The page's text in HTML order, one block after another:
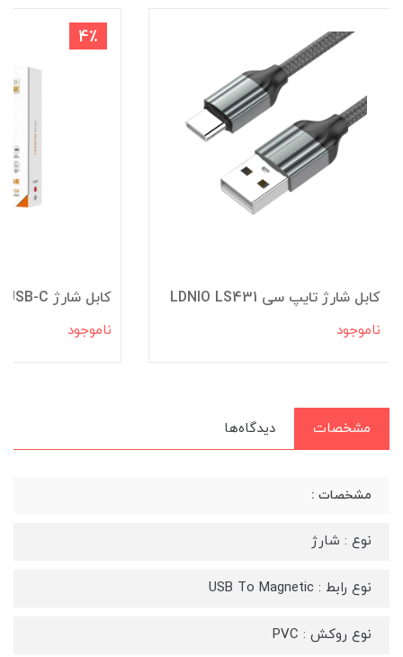
کابل شارژ تایپ سی LDNIO LS431
ناموجود
4٪
کابل شارژ LDNIO LS481 USB-C
ناموجود
مشخصات دیدگاه‌ها
مشخصات :
نوع : شارژ
نوع رابط : USB To Magnetic
نوع روکش : PVC